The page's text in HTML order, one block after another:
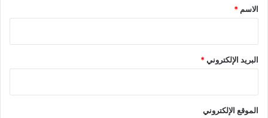
*
الاسم *
البريد الإلكتروني*
الموقع الإلكتروني